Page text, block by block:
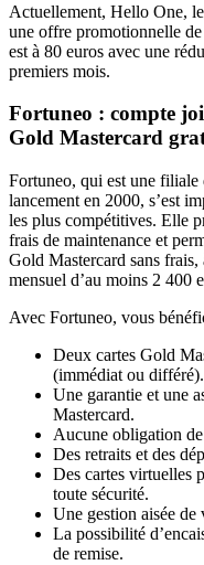
Actuellement, Hello One,
une offre promotionnelle
est à 80 euros avec une
premiers mois.
Fortuneo : compte
Gold Mastercard
Fortuneo, qui est une
lancement en 2000, s’est
les plus compétitives. Elle
frais de maintenance et
Gold Mastercard sans
mensuel d’au moins 2 400
Avec Fortuneo, vous
Deux cartes Gold
(immédiat ou différé).
Une garantie et une
Mastercard.
Aucune obligation
Des retraits et des
Des cartes virtuelles
toute sécurité.
Une gestion aisée de
La possibilité
de remise.